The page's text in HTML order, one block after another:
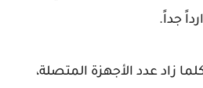
جداً.
زاد عدد الأجهزة المتصلة،